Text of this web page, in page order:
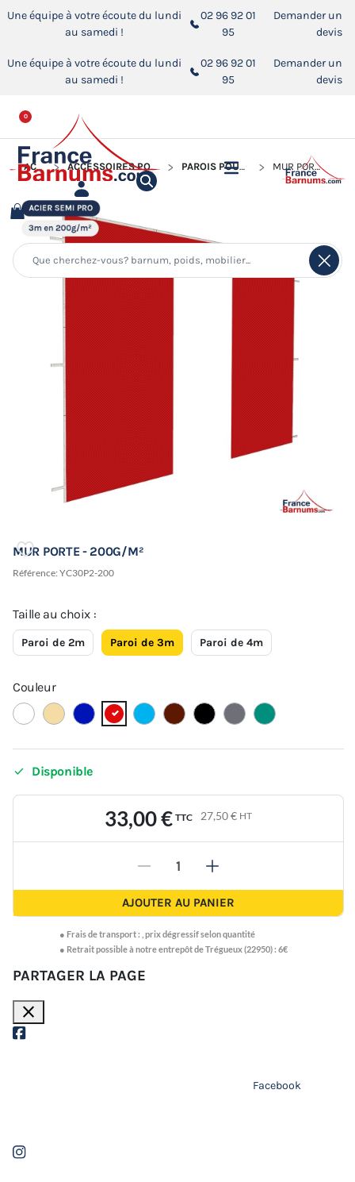
Une équipe à votre écoute du lundi
au samedi !
02 96 92 01
95
Demander un
devis
Une équipe à votre écoute du lundi
au samedi !
02 96 92 01
95
Demander un
devis
0
ACCUEIL ACCESSOIRES POUR BARNUMS PLIANTS PAROIS POUR BARNUM PLIANT MUR PORTE - 200G/M²
MUR PORTE - 200G/M²
Référence: YC30P2-200
Taille au choix :
Paroi de 2m Paroi de 3m Paroi de 4m
Couleur
 Disponible
33,00 € TTC 27,50 € HT
- +
AJOUTER AU PANIER
● Frais de transport : prix dégressif selon quantité
● Retrait possible à notre entrepôt de Trégueux (22950) : 6€
PARTAGER LA PAGE
close
Facebook